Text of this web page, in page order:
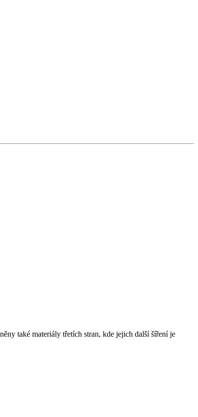
také materiály třetích stran, kde jejich další šíření je